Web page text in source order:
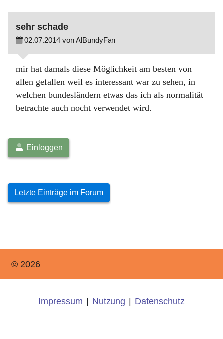
sehr schade
02.07.2014 von AlBundyFan
mir hat damals diese Möglichkeit am besten von
allen gefallen weil es interessant war zu sehen, in
welchen bundesländern etwas das ich als normalität
betrachte auch nocht verwendet wird.
Einloggen
Letzte Einträge im Forum
© 2026
Impressum Nutzung Datenschutz